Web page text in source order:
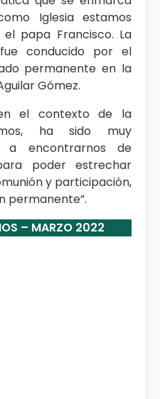
Iglesia estamos
papa Francisco. La
conducido por el
permanente en la
Gómez.
el contexto de la
ha sido muy
a encontrarnos de
poder estrechar
y participación,
permanente”.
– MARZO 2022